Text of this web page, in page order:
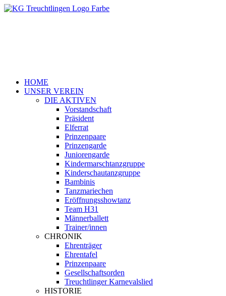
HOME
UNSER VEREIN
DIE AKTIVEN
Vorstandschaft
Präsident
Elferrat
Prinzenpaare
Prinzengarde
Juniorengarde
Kindermarschtanzgruppe
Kinderschautanzgruppe
Bambinis
Tanzmariechen
Eröffnungsshowtanz
Team H31
Männerballett
Trainer/innen
CHRONIK
Ehrenträger
Ehrentafel
Prinzenpaare
Gesellschaftsorden
Treuchtlinger Karnevalslied
HISTORIE